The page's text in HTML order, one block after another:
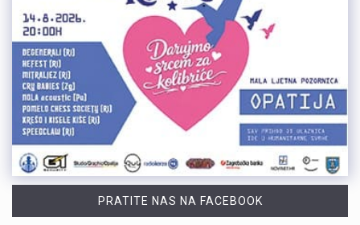
PRATITE NAS NA FACEBOOK